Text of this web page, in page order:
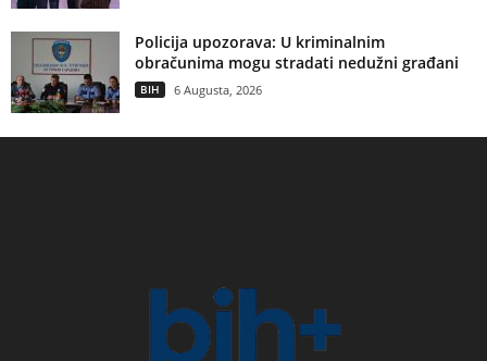
Policija upozorava: U kriminalnim
obračunima mogu stradati nedužni građani
BIH 6 Augusta, 2026